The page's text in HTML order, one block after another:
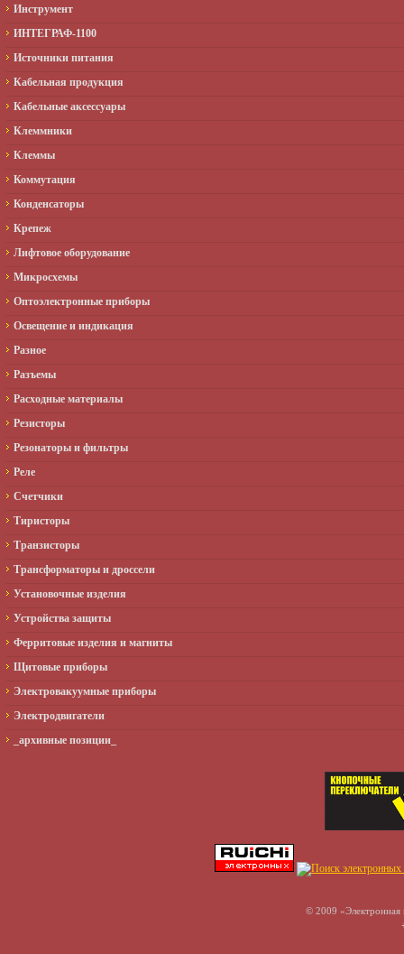
Инструмент
ИНТЕГРАФ-1100
Источники питания
Кабельная продукция
Кабельные аксессуары
Клеммники
Клеммы
Коммутация
Конденсаторы
Крепеж
Лифтовое оборудование
Микросхемы
Оптоэлектронные приборы
Освещение и индикация
Разное
Разъемы
Расходные материалы
Резисторы
Резонаторы и фильтры
Реле
Счетчики
Тиристоры
Транзисторы
Трансформаторы и дроссели
Установочные изделия
Устройства защиты
Ферритовые изделия и магниты
Щитовые приборы
Электровакуумные приборы
Электродвигатели
_архивные позиции_
© 2009